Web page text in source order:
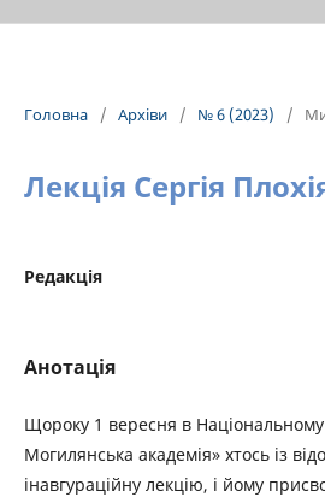
Головна / Архіви / № 6 (2023) /
Лекція Сергія
Редакція
Анотація
Щороку 1 вересня в Національному
Могилянська академія» хтось із
інавгураційну лекцію, і йому